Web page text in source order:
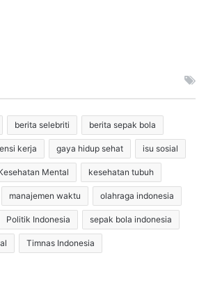
berita selebriti berita sepak bola
kerja gaya hidup sehat isu sosial
Mental kesehatan tubuh
manajemen waktu olahraga indonesia
Politik Indonesia sepak bola indonesia
Timnas Indonesia